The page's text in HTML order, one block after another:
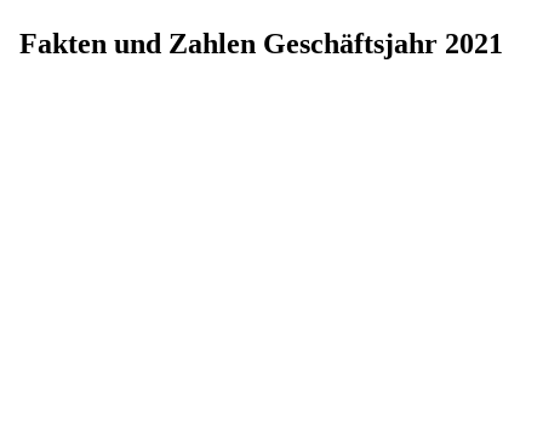
Fakten und Zahlen Geschäftsjahr 2021